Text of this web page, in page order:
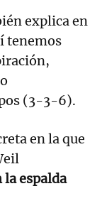
explica en
tenemos
(3-3-6).
en la que
la espalda